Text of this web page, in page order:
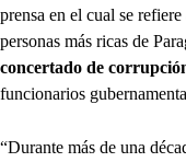
prensa en el cual se refiere
personas más ricas de
concertado de
funcionarios
“Durante más de una